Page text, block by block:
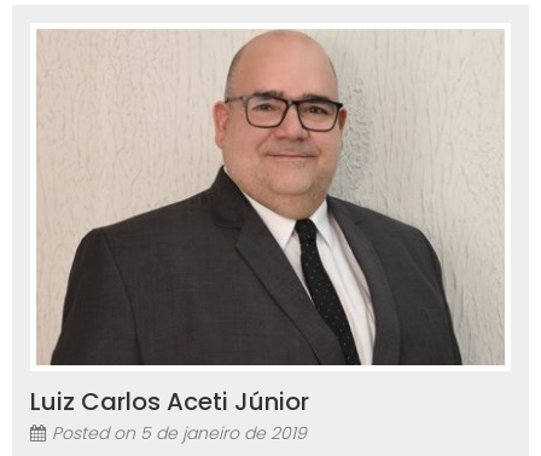
Luiz Carlos Aceti Júnior
Posted on 5 de janeiro de 2019